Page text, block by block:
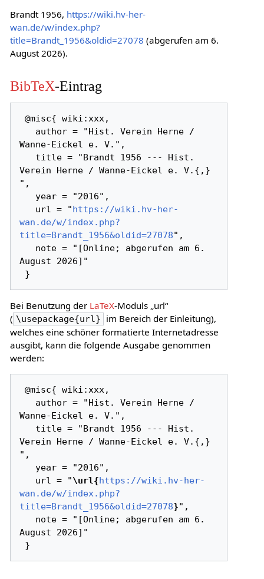
Brandt 1956, https://wiki.hv-her-
wan.de/w/index.php?
title=Brandt_1956&oldid=27078 (abgerufen am 6.
August 2026).
BibTeX-Eintrag
@misc{ wiki:xxx,
Wanne-Eickel e. V.",
Verein Herne / Wanne-Eickel e. V.{,}
",
   url = "
https://wiki.hv-her-
wan.de/w/index.php?
title=Brandt_1956&oldid=27078",
August 2026]"
Bei Benutzung der LaTeX-Moduls „url“
( \usepackage{url}
im Bereich der Einleitung),
welches eine schöner formatierte Internetadresse
ausgibt, kann die folgende Ausgabe genommen
werden:
@misc{ wiki:xxx,
Wanne-Eickel e. V.",
Verein Herne / Wanne-Eickel e. V.{,}
",
   url = "
\url{https://wiki.hv-her-
wan.de/w/index.php?
title=Brandt_1956&oldid=27078}",
August 2026]"